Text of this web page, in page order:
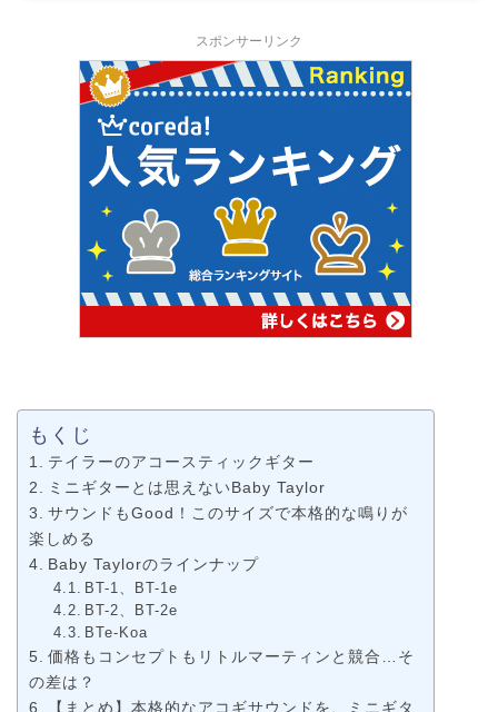
スポンサーリンク
もくじ
テイラーのアコースティックギター
ミニギターとは思えないBaby Taylor
サウンドもGood！このサイズで本格的な鳴りが
楽しめる
Baby Taylorのラインナップ
BT-1、BT-1e
BT-2、BT-2e
BTe-Koa
価格もコンセプトもリトルマーティンと競合…そ
の差は？
【まとめ】本格的なアコギサウンドを、ミニギタ